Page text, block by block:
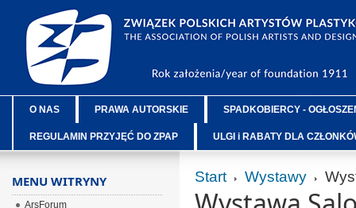
O NAS PRAWA AUTORSKIE SPADKOBIERCY -
REGULAMIN PRZYJĘĆ DO ZPAP ULGI i RABATY DLA
Start Wystawy
MENU WITRYNY
ArsForum